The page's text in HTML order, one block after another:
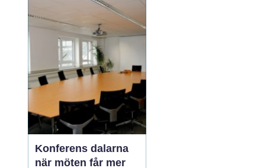
hårt drabbade motorer.
För den som kör
motocross, enduro eller
snöskoter kan en väl
utför...
Konferens dalarna
när möten får mer